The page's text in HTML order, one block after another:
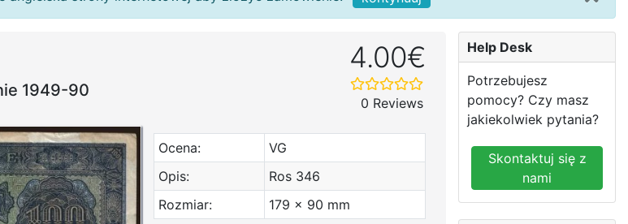
1949-90
4.00€
0 Reviews
Ocena:
VG
Opis:
Ros 346
Rozmiar:
179 x 90 mm
Help Desk
Potrzebujesz
pomocy? Czy masz
jakiekolwiek pytania?
Skontaktuj się z
nami